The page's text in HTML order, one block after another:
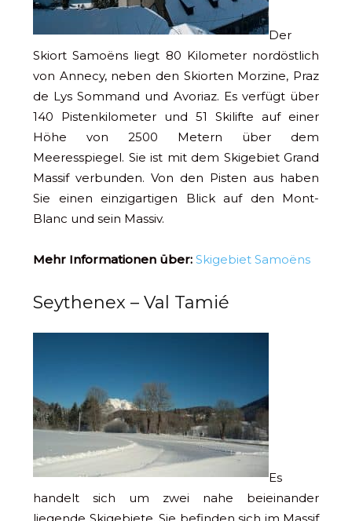
Der
Skiort Samoëns liegt 80 Kilometer nordöstlich
von Annecy, neben den Skiorten Morzine, Praz
de Lys Sommand und Avoriaz. Es verfügt über
140 Pistenkilometer und 51 Skilifte auf einer
Höhe von 2500 Metern über dem
Meeresspiegel. Sie ist mit dem Skigebiet Grand
Massif verbunden. Von den Pisten aus haben
Sie einen einzigartigen Blick auf den Mont-
Blanc und sein Massiv.
Mehr Informationen über: Skigebiet Samoëns
Seythenex – Val Tamié
Es
handelt sich um zwei nahe beieinander